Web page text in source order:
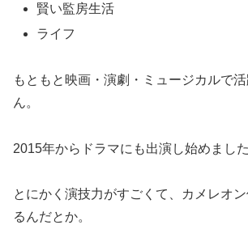
賢い監房生活
ライフ
もともと映画・演劇・ミュージカルで
ん。
2015年からドラマにも出演し始めました
とにかく演技力がすごくて、カメレオ
るんだとか。